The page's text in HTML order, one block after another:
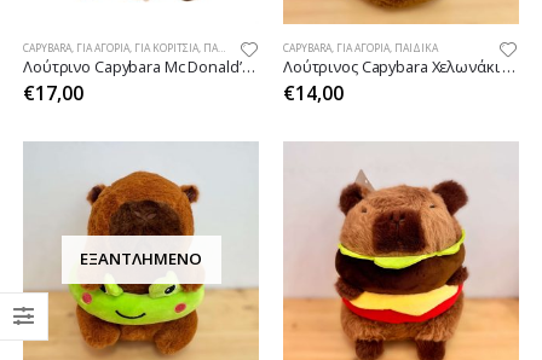
CAPYBARA, ΓΙΑ ΑΓΌΡΙΑ, ΓΙΑ ΚΟΡΊΤΣΙΑ, ΠΑΙΔΙΚΆ
Λούτρινο Capybara Mc Donald’s 29cm
€17,00
CAPYBARA, ΓΙΑ ΑΓΌΡΙΑ, ΠΑΙΔΙΚΆ
Λούτρινος Capybara Χελωνάκι 23εκ.
€14,00
ΕΞΑΝΤΛΗΜΈΝΟ